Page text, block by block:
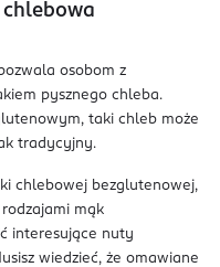
osobom z
pysznego chleba.
taki chleb może
tradycyjny.
chlebowej bezglutenowej,
mąk
interesujące nuty
wiedzieć, że omawiane